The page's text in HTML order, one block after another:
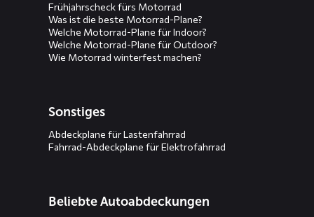
Frühjahrscheck fürs Motorrad
Was ist die beste Motorrad-Plane?
Welche Motorrad-Plane für Indoor?
Welche Motorrad-Plane für Outdoor?
Wie Motorrad winterfest machen?
Sonstiges
Abdeckplane für Lastenfahrrad
Fahrrad-Abdeckplane für Elektrofahrrad
Beliebte Autoabdeckungen